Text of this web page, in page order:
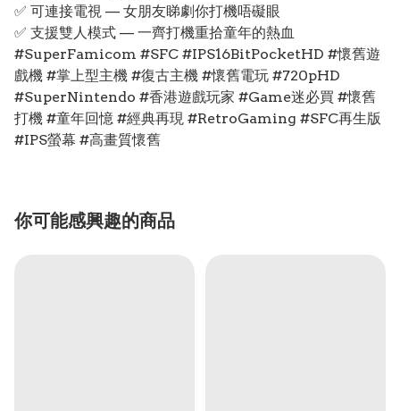
✅ 可連接電視 — 女朋友睇劇你打機唔礙眼
✅ 支援雙人模式 — 一齊打機重拾童年的熱血
#SuperFamicom #SFC #IPS16BitPocketHD #懷舊遊
戲機 #掌上型主機 #復古主機 #懷舊電玩 #720pHD
#SuperNintendo #香港遊戲玩家 #Game迷必買 #懷舊
打機 #童年回憶 #經典再現 #RetroGaming #SFC再生版
#IPS螢幕 #高畫質懷舊
你可能感興趣的商品